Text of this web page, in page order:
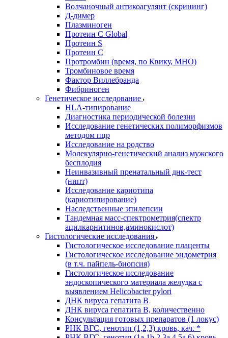
Волчаночный антикоагулянт (скрининг)
Д-димер
Плазминоген
Протеин C Global
Протеин S
Протеин С
Протромбин (время, по Квику, МНО)
Тромбиновое время
Фактор Виллебранда
Фибриноген
Генетическое исследование
HLA-типирование
Диагностика периодической болезни
Исследование генетических полиморфизмов
методом пцр
Исследование на родство
Молекулярно-генетический анализ мужского
бесплодия
Неинвазивный пренатальный днк-тест
(нипт)
Исследование кариотипа
(кариотипирование)
Наследственные эпилепсии
Тандемная масс-спектрометрия(спектр
ацилкарнитинов,аминокислот)
Гистологические исследования
Гистологическое исследование плаценты
Гистологическое исследование эндометрия
(в т.ч. пайпель-биопсия)
Гистологическое исследование
эндоскопического материала желудка с
выявлением Helicobacter pylori
ДНК вируса гепатита B
ДНК вируса гепатита B, количественно
Консультация готовых препаратов (1 локус)
РНК ВГC, генотип (1,2,3) кровь, кач. *